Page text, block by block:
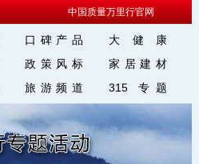
中国质量万里行官网
口碑产品
大 健 康
政策风标
家居建材
旅游频道
315 专题